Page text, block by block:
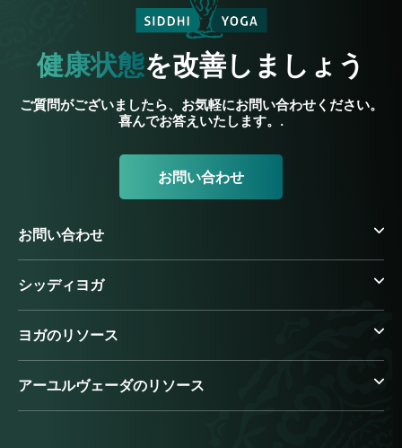
健康状態を改善しましょう
ご質問がございましたら、お気軽にお問い合わせください。
喜んでお答えいたします。.
お問い合わせ
お問い合わせ
シッディヨガ
ヨガのリソース
アーユルヴェーダのリソース